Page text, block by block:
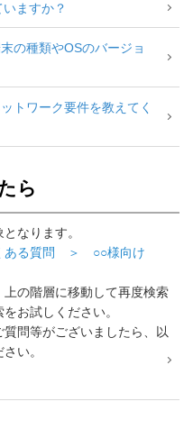
ますか？
の種類やOSのバージョ
トワーク要件を教えてく
ら
なります。
ある質問 ＞ ○○様向け
の階層に移動して再度検索
お試しください。
問等がございましたら、以
い。